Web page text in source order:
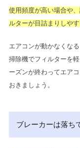
使用頻度が高い場合や
ルターが目詰まりしやす
エアコンが動かなくな
掃除機でフィルターを
ーズンが終わってエア
おきましょう。
ブレーカーは落ち